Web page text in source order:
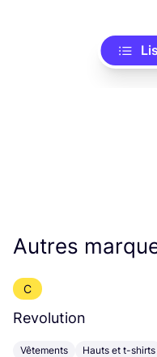
Autres
C
Revolution
Vêtements Hauts et t-shirts